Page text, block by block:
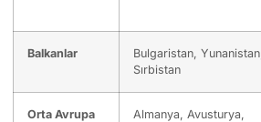
Balkanlar
Bulgaristan, Yunanistan,
Sırbistan
Orta Avrupa
Almanya, Avusturya,